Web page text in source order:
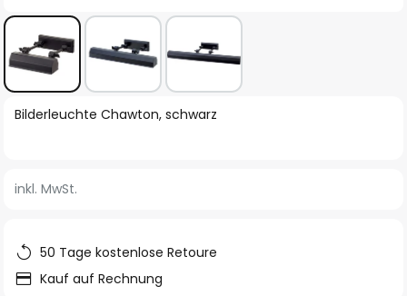
Zum
springen
Bilderleuchte Chawton, schwarz
inkl. MwSt.
50 Tage kostenlose Retoure
Kauf auf Rechnung